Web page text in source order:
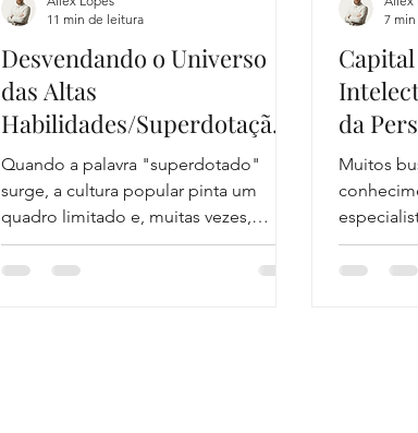
Desvendando o Universo
das Altas
Habilidades/Superdotação
(AH/SD): Um Guia
Abrangente para
Compreender Mentes e
Corações Extraordinários
Quando a palavra "superdotado"
surge, a cultura popular pinta um
quadro limitado e, muitas vezes,
enganoso: o gênio da matemática
recluso, a criança prodígio que toca
11 min de leitura
da
Muitos
poder
7